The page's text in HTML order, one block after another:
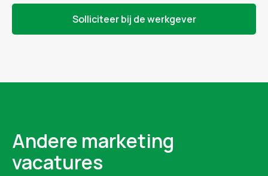
Solliciteer bij de werkgever
Andere marketing
vacatures